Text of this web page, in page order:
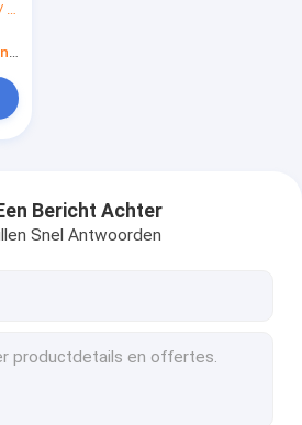
Bericht Achter
Snel Antwoorden